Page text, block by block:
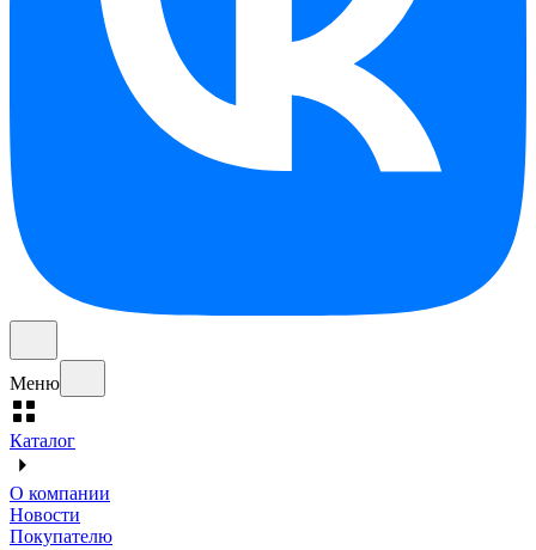
Меню
Каталог
О компании
Новости
Покупателю